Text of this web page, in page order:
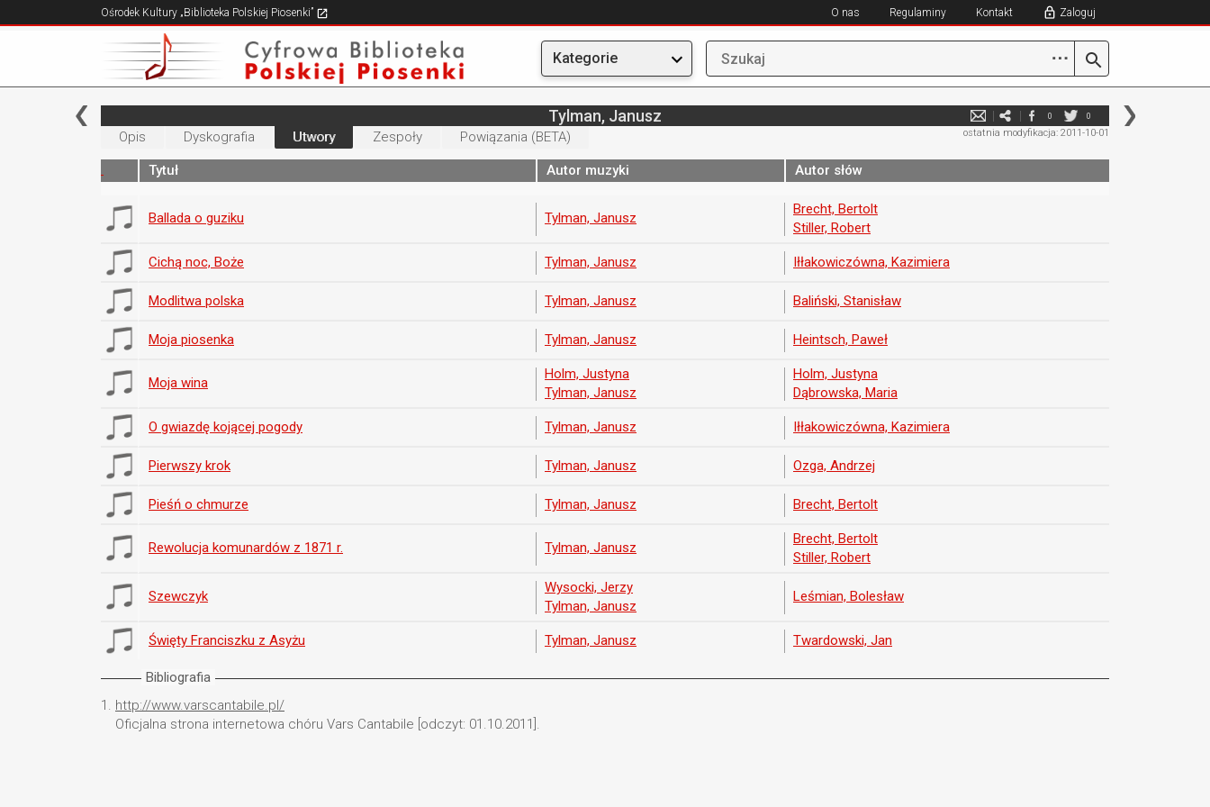
Ośrodek Kultury „Biblioteka Polskiej Piosenki” O nas Regulaminy Kontakt Zaloguj
Kategorie ⋯
Tylman, Janusz 0 0
ostatnia modyfikacja: 2011-10-01
Opis Dyskografia Utwory Zespoły Powiązania (BETA)
Tytuł Autor muzyki Autor słów
Ballada o guziku Tylman, Janusz
Brecht, Bertolt
Stiller, Robert
Cichą noc, Boże Tylman, Janusz Iłłakowiczówna, Kazimiera
Modlitwa polska Tylman, Janusz Baliński, Stanisław
Moja piosenka Tylman, Janusz Heintsch, Paweł
Moja wina
Holm, Justyna
Tylman, Janusz
Holm, Justyna
Dąbrowska, Maria
O gwiazdę kojącej pogody Tylman, Janusz Iłłakowiczówna, Kazimiera
Pierwszy krok Tylman, Janusz Ozga, Andrzej
Pieśń o chmurze Tylman, Janusz Brecht, Bertolt
Rewolucja komunardów z 1871 r. Tylman, Janusz
Brecht, Bertolt
Stiller, Robert
Szewczyk
Wysocki, Jerzy
Tylman, Janusz
Leśmian, Bolesław
Święty Franciszku z Asyżu Tylman, Janusz Twardowski, Jan
Bibliografia
1. http://www.varscantabile.pl/
Oficjalna strona internetowa chóru Vars Cantabile [odczyt: 01.10.2011].